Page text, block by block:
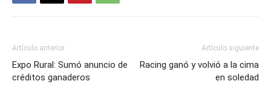
Artículo anterior
Expo Rural: Sumó anuncio de
créditos ganaderos
Artículo siguiente
Racing ganó y volvió a la cima
en soledad